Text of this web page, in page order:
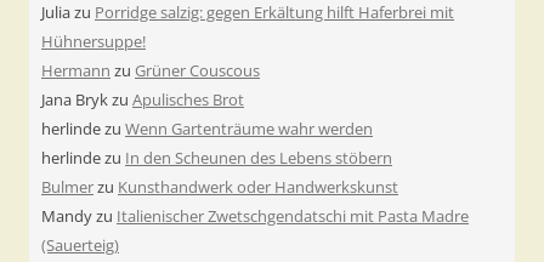
Juliazu Porridge salzig: gegen Erkältung hilft Haferbrei mit
Hühnersuppe!
Hermann zu Grüner Couscous
Jana Brykzu Apulisches Brot
herlindezu Wenn Gartenträume wahr werden
herlindezu In den Scheunen des Lebens stöbern
Bulmerzu Kunsthandwerk oder Handwerkskunst
Mandyzu Italienischer Zwetschgendatschi mit Pasta Madre
(Sauerteig)